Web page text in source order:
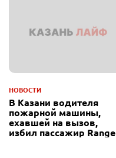
НОВОСТИ
В Казани водителя
пожарной машины,
ехавшей на вызов,
избил пассажир Range